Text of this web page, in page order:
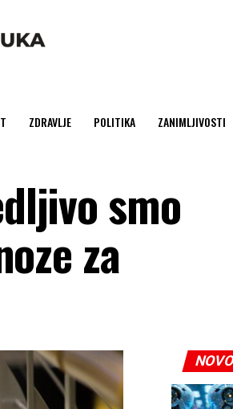
ZDRAVLJE POLITIKA ZANIMLJIVOSTI
smo
za